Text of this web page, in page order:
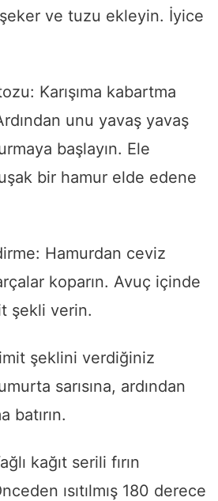
ve tuzu ekleyin. İyice
Karışıma kabartma
unu yavaş yavaş
başlayın. Ele
bir hamur elde edene
Hamurdan ceviz
koparın. Avuç içinde
şekli verin.
şeklini verdiğiniz
sarısına, ardından
batırın.
kağıt serili fırın
ısıtılmış 180 derece